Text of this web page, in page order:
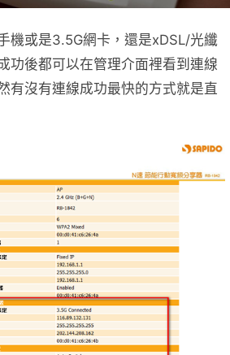
機或是3.5G網卡，還是xDSL/光纖
功後都可以在管理介面裡看到連線
有沒有連線成功最快的方式就是直